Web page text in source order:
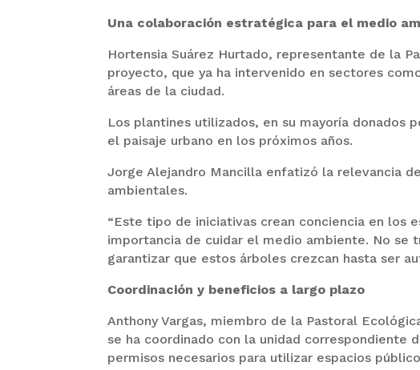
Una colaboración estratégica para el medio
Hortensia Suárez Hurtado, representante de la
proyecto, que ya ha intervenido en sectores
áreas de la ciudad.
Los plantines utilizados, en su mayoría donados
el paisaje urbano en los próximos años.
Jorge Alejandro Mancilla enfatizó la relevancia
ambientales.
“Este tipo de iniciativas crean conciencia en los
importancia de cuidar el medio ambiente. No se
garantizar que estos árboles crezcan hasta ser
Coordinación y beneficios a largo plazo
Anthony Vargas, miembro de la Pastoral
se ha coordinado con la unidad correspondiente
permisos necesarios para utilizar espacios